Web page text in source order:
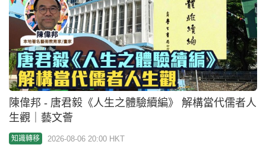
為SEN孩建立「感官地圖」從日常4類感覺開始 讓家